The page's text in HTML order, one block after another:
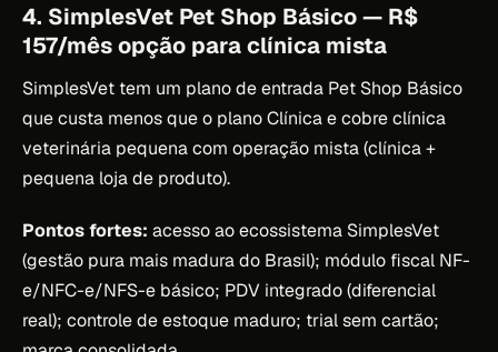
4. SimplesVet Pet Shop Básico — R$
157/mês opção para clínica mista
SimplesVet tem um plano de entrada Pet Shop Básico
que custa menos que o plano Clínica e cobre clínica
veterinária pequena com operação mista (clínica +
pequena loja de produto).
Pontos fortes: acesso ao ecossistema SimplesVet
(gestão pura mais madura do Brasil); módulo fiscal NF-
e/NFC-e/NFS-e básico; PDV integrado (diferencial
real); controle de estoque maduro; trial sem cartão;